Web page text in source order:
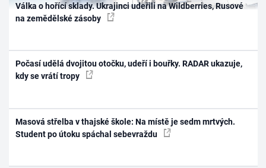
Válka o hořící sklady. Ukrajinci udeřili na Wildberries, Rusové
na zemědělské zásoby
Počasí udělá dvojitou otočku, udeří i bouřky. RADAR ukazuje,
kdy se vrátí tropy
Masová střelba v thajské škole: Na místě je sedm mrtvých.
Student po útoku spáchal sebevraždu